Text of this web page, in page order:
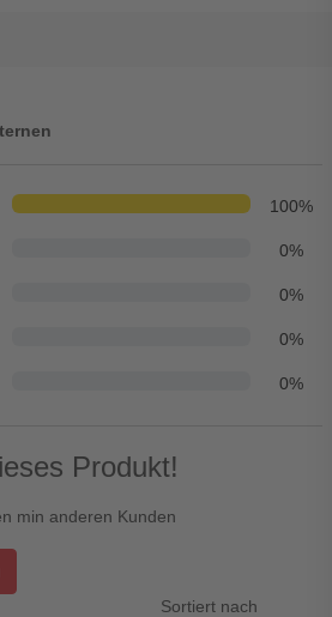
100%
0%
0%
0%
0%
Produkt!
min anderen Kunden
Sortiert nach